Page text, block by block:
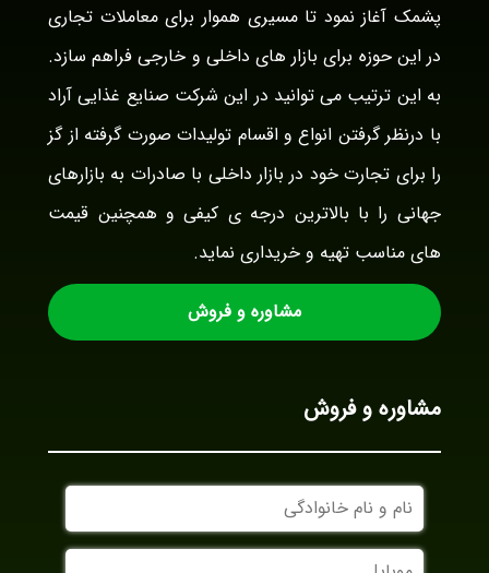
پشمک آغاز نمود تا مسیری هموار برای معاملات تجاری
در این حوزه برای بازار های داخلی و خارجی فراهم سازد.
به این ترتیب می توانید در این شرکت صنایع غذایی آراد
با درنظر گرفتن انواع و اقسام تولیدات صورت گرفته از گز
را برای تجارت خود در بازار داخلی با صادرات به بازارهای
جهانی را با بالاترین درجه ی کیفی و همچنین قیمت
های مناسب تهیه و خریداری نماید.
مشاوره و فروش
مشاوره و فروش
نام
و
نام
خانوادگی
موبایل